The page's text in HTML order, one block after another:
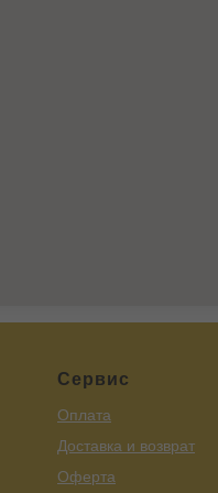
Сервис
Оплата
Доставка и возврат
Оферта